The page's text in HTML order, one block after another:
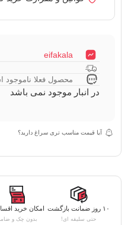
eifakala
محصول فعلا ناموجود
در انبار موجود نمی باشد
آیا قیمت مناسب تری سراغ دارید؟
۱۰ روز ضمانت بازگشت
حتی سلیقه ای!
امکان خرید
بدون چک و